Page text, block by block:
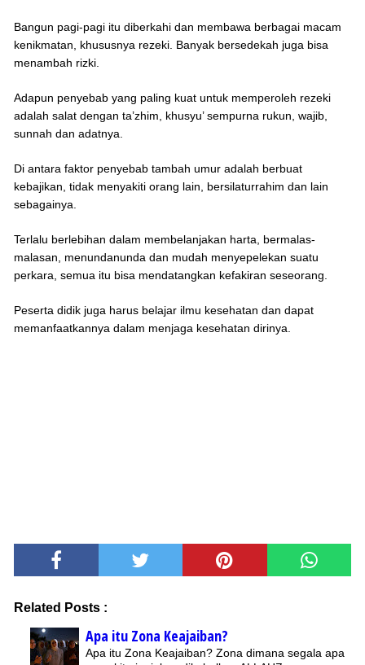
Bangun pagi-pagi itu diberkahi dan membawa berbagai macam
kenikmatan, khususnya rezeki. Banyak bersedekah juga bisa
menambah rizki.
Adapun penyebab yang paling kuat untuk memperoleh rezeki
adalah salat dengan ta’zhim, khusyu’ sempurna rukun, wajib,
sunnah dan adatnya.
Di antara faktor penyebab tambah umur adalah berbuat
kebajikan, tidak menyakiti orang lain, bersilaturrahim dan lain
sebagainya.
Terlalu berlebihan dalam membelanjakan harta, bermalas-
malasan, menundanunda dan mudah menyepelekan suatu
perkara, semua itu bisa mendatangkan kefakiran seseorang.
Peserta didik juga harus belajar ilmu kesehatan dan dapat
memanfaatkannya dalam menjaga kesehatan dirinya.
Related Posts :
Apa itu Zona Keajaiban?
Apa itu Zona Keajaiban? Zona dimana segala apa